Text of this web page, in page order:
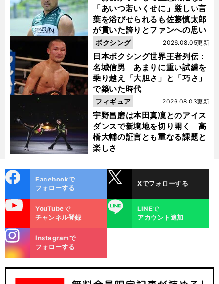
「あいつ若いくせに」厳しい言
葉を浴びせられるも佐藤慎太郎
が貫いた誇りとファンへの思い
日本ボクシング世界王者列伝：
名城信男 あまりに重い試練を
乗り越え「大胆さ」と「巧さ」
で築いた時代
2026.08.05更新
ボクシング
宇野昌磨は本田真凜とのアイス
ダンスで新境地を切り開く 高
橋大輔の証言とも重なる課題と
楽しさ
2026.08.03更新
フィギュア
ok
Facebookで
フォローする
Xでフォローする
YouTubeで
チャンネル登録
LINE
LINEで
アカウント追加
m
Instagramで
フォローする